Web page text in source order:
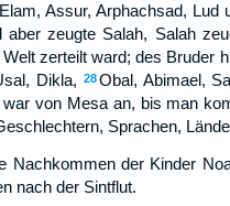
Assur, Arphachsad, Lud
aber zeugte Salah, Salah
zerteilt ward; des Bruder
Dikla, 28Obal, Abimael,
war von Mesa an, bis man
Sprachen,
Nachkommen der Kinder
nach der Sintflut.